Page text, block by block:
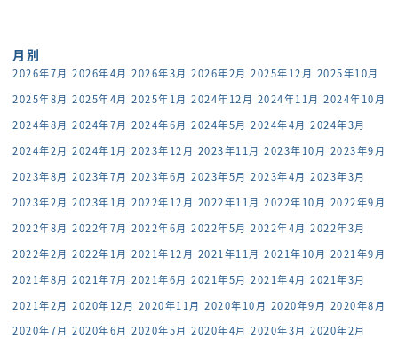
月別
2026年7月 2026年4月 2026年3月 2026年2月 2025年12月 2025年10月
2025年8月 2025年4月 2025年1月 2024年12月 2024年11月 2024年10月
2024年8月 2024年7月 2024年6月 2024年5月 2024年4月 2024年3月
2024年2月 2024年1月 2023年12月 2023年11月 2023年10月 2023年9月
2023年8月 2023年7月 2023年6月 2023年5月 2023年4月 2023年3月
2023年2月 2023年1月 2022年12月 2022年11月 2022年10月 2022年9月
2022年8月 2022年7月 2022年6月 2022年5月 2022年4月 2022年3月
2022年2月 2022年1月 2021年12月 2021年11月 2021年10月 2021年9月
2021年8月 2021年7月 2021年6月 2021年5月 2021年4月 2021年3月
2021年2月 2020年12月 2020年11月 2020年10月 2020年9月 2020年8月
2020年7月 2020年6月 2020年5月 2020年4月 2020年3月 2020年2月